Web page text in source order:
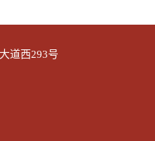
道西293号